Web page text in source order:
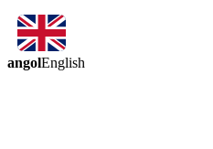
angolEnglish